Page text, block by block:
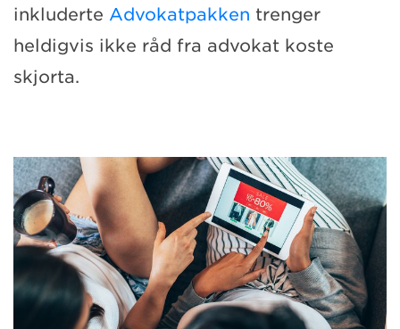
inkluderte Advokatpakken trenger
heldigvis ikke råd fra advokat koste
skjorta.